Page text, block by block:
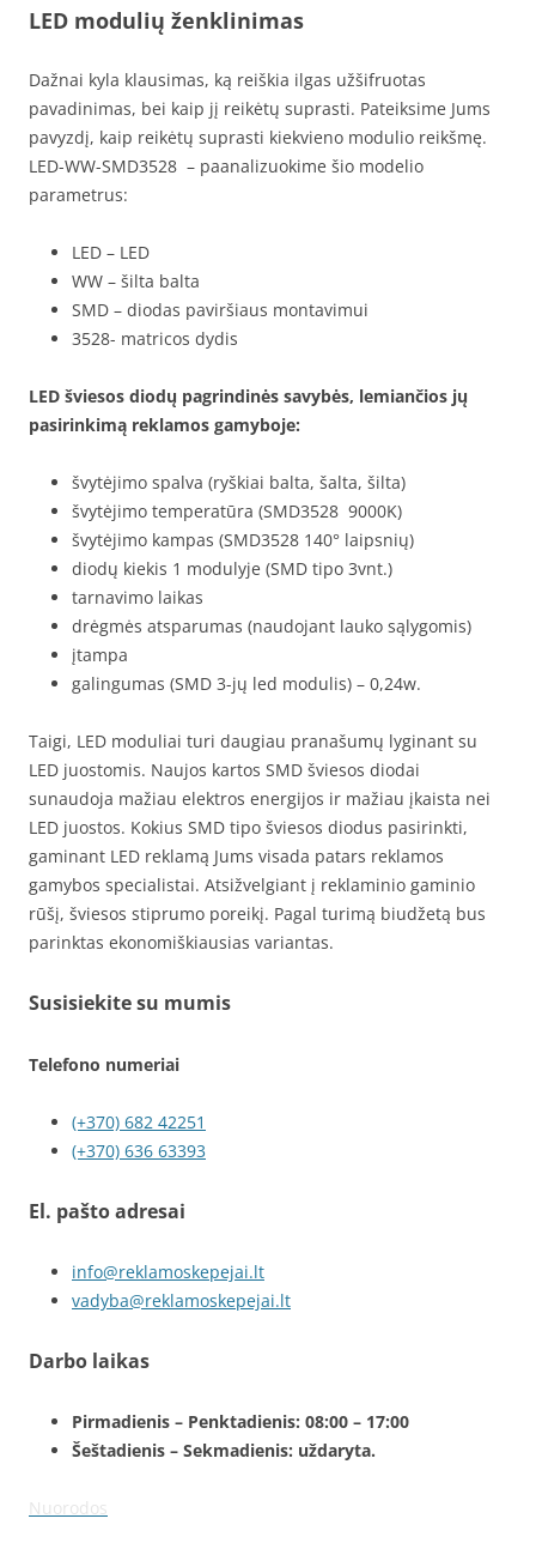
LED modulių ženklinimas
Dažnai kyla klausimas, ką reiškia ilgas užšifruotas
pavadinimas, bei kaip jį reikėtų suprasti. Pateiksime Jums
pavyzdį, kaip reikėtų suprasti kiekvieno modulio reikšmę.
LED-WW-SMD3528 – paanalizuokime šio modelio
parametrus:
LED – LED
WW – šilta balta
SMD – diodas paviršiaus montavimui
3528- matricos dydis
LED šviesos diodų pagrindinės savybės, lemiančios jų
pasirinkimą reklamos gamyboje:
švytėjimo spalva (ryškiai balta, šalta, šilta)
švytėjimo temperatūra (SMD3528 9000K)
švytėjimo kampas (SMD3528 140° laipsnių)
diodų kiekis 1 modulyje (SMD tipo 3vnt.)
tarnavimo laikas
drėgmės atsparumas (naudojant lauko sąlygomis)
įtampa
galingumas (SMD 3-jų led modulis) – 0,24w.
Taigi, LED moduliai turi daugiau pranašumų lyginant su
LED juostomis. Naujos kartos SMD šviesos diodai
sunaudoja mažiau elektros energijos ir mažiau įkaista nei
LED juostos. Kokius SMD tipo šviesos diodus pasirinkti,
gaminant LED reklamą Jums visada patars reklamos
gamybos specialistai. Atsižvelgiant į reklaminio gaminio
rūšį, šviesos stiprumo poreikį. Pagal turimą biudžetą bus
parinktas ekonomiškiausias variantas.
Susisiekite su mumis
Telefono numeriai
(+370) 682 42251
(+370) 636 63393
El. pašto adresai
info@reklamoskepejai.lt
vadyba@reklamoskepejai.lt
Darbo laikas
Pirmadienis – Penktadienis: 08:00 – 17:00
Šeštadienis – Sekmadienis: uždaryta.
Nuorodos